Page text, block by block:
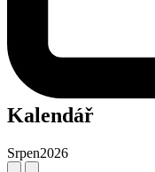
Kalendář
Srpen2026